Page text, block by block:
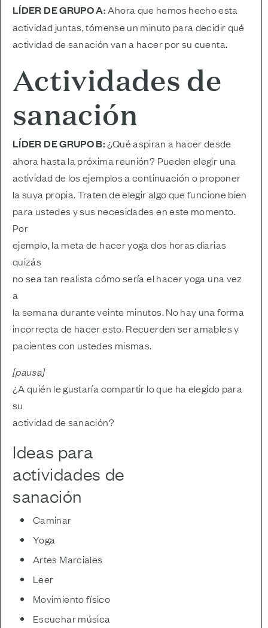
LÍDER DE GRUPO A: Ahora que hemos hecho esta
actividad juntas, tómense un minuto para decidir qué
actividad de sanación van a hacer por su cuenta.
Actividades de
sanación
LÍDER DE GRUPO B:¿Qué aspiran a hacer desde
ahora hasta la próxima reunión? Pueden elegir una
actividad de los ejemplos a continuación o proponer
la suya propia. Traten de elegir algo que funcione bien
para ustedes y sus necesidades en este momento.
Por
ejemplo, la meta de hacer yoga dos horas diarias
quizás
no sea tan realista cómo sería el hacer yoga una vez
a
la semana durante veinte minutos. No hay una forma
incorrecta de hacer esto. Recuerden ser amables y
pacientes con ustedes mismas.
[pausa]
¿A quién le gustaría compartir lo que ha elegido para
su
actividad de sanación?
Ideas para
actividades de
sanación
Caminar
Yoga
Artes Marciales
Leer
Movimiento físico
Escuchar música